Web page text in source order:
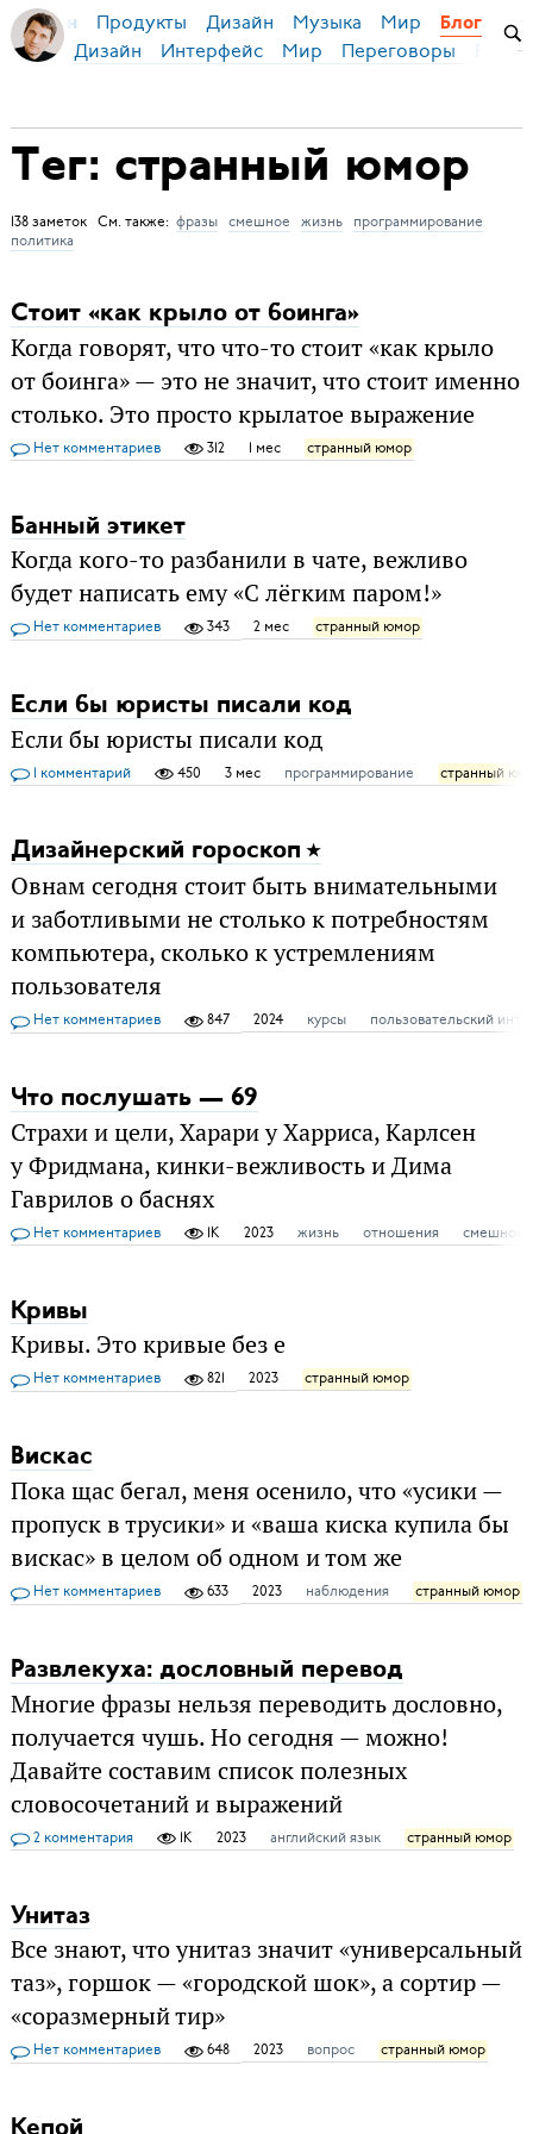
Бирман Продукты Дизайн Музыка Мир Блог
Дизайн Интерфейс Мир Переговоры
Тег: странный юмор
138 заметок См. также: фразы смешное жизнь
программирование
политика
Cтоит «как крыло от боинга»
Когда говорят, что что-то стоит «как крыло
от боинга» — это не значит, что стоит именно
столько. Это просто крылатое выражение
Нет комментариев 312 1 мес странный юмор
Банный этикет
Когда кого-то разбанили в чате, вежливо
будет написать ему «С лёгким паром!»
Нет комментариев 343 2 мес странный юмор
Если бы юристы писали код
Если бы юристы писали код
1 комментарий 450 3 мес программирование странный
Дизайнерский гороскоп
Овнам сегодня стоит быть внимательными
и заботливыми не столько к потребностям
компьютера, сколько к устремлениям
пользователя
Нет комментариев 847 2024 курсы пользовательский
Что послушать — 69
Страхи и цели, Харари у Харриса, Карлсен
у Фридмана, кинки-вежливость и Дима
Гаврилов о баснях
Нет комментариев 1K 2023 жизнь отношения смешное
Кривы
Кривы. Это кривые без е
Нет комментариев 821 2023 странный юмор
Вискас
Пока щас бегал, меня осенило, что «усики —
пропуск в трусики» и «ваша киска купила бы
вискас» в целом об одном и том же
Нет комментариев 633 2023 наблюдения странный юмор
Развлекуха: дословный перевод
Многие фразы нельзя переводить дословно,
получается чушь. Но сегодня — можно!
Давайте составим список полезных
словосочетаний и выражений
2 комментария 1K 2023 английский язык странный юмор
Унитаз
Все знают, что унитаз значит «универсальный
таз», горшок — «городской шок», а сортир —
«соразмерный тир»
Нет комментариев 648 2023 вопрос странный юмор
Кепой